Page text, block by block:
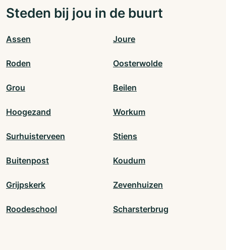
Steden bij jou in de buurt
Assen Joure
Roden Oosterwolde
Grou Beilen
Hoogezand Workum
Surhuisterveen Stiens
Buitenpost Koudum
Grijpskerk Zevenhuizen
Roodeschool Scharsterbrug